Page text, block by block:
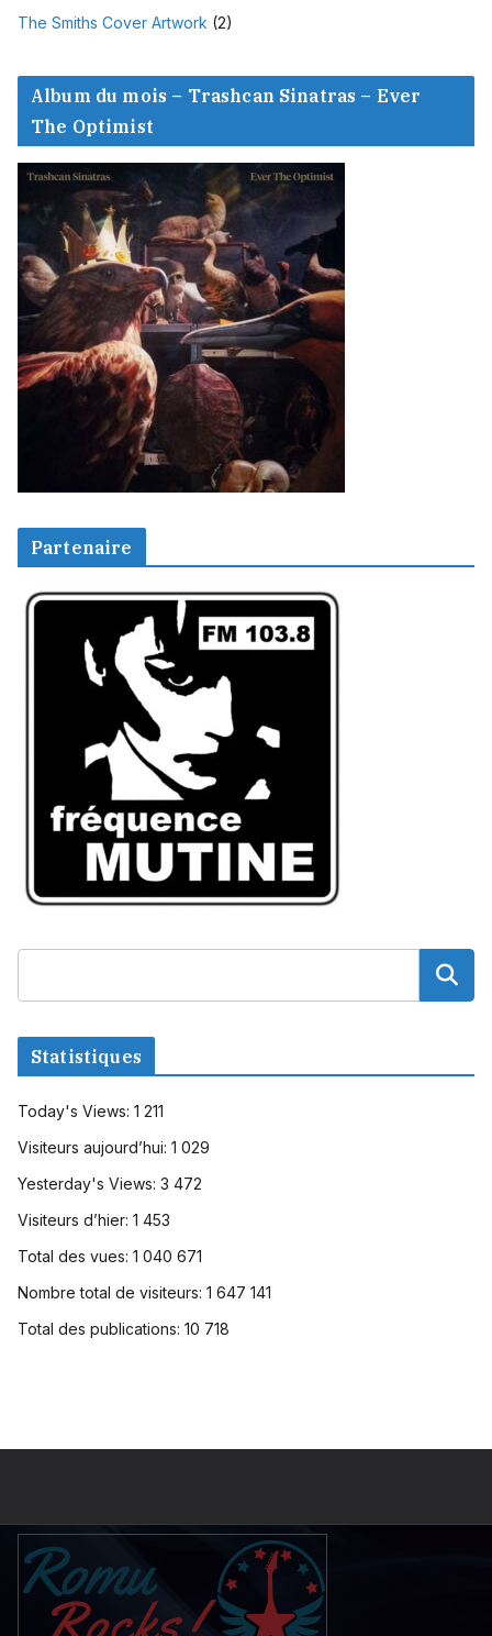
The Smiths Cover Artwork (2)
Album du mois – Trashcan Sinatras – Ever
The Optimist
Partenaire
Statistiques
Today's Views: 1 211
Visiteurs aujourd’hui: 1 029
Yesterday's Views: 3 472
Visiteurs d’hier: 1 453
Total des vues: 1 040 671
Nombre total de visiteurs: 1 647 141
Total des publications: 10 718